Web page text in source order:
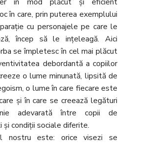
în care, prin puterea exemplului
cu personajele pe care le
încep să le ințeleagă. Aici
se împletesc în cel mai plăcut
debordantă a copiilor
o lume minunată, lipsită de
o lume în care fiecare este
și în care se creează legături
adevarată între copii de
și condiții sociale diferite.
nostru este: orice visezi se